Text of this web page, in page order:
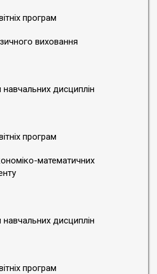
програм
виховання
дисциплін
програм
математичних
дисциплін
програм